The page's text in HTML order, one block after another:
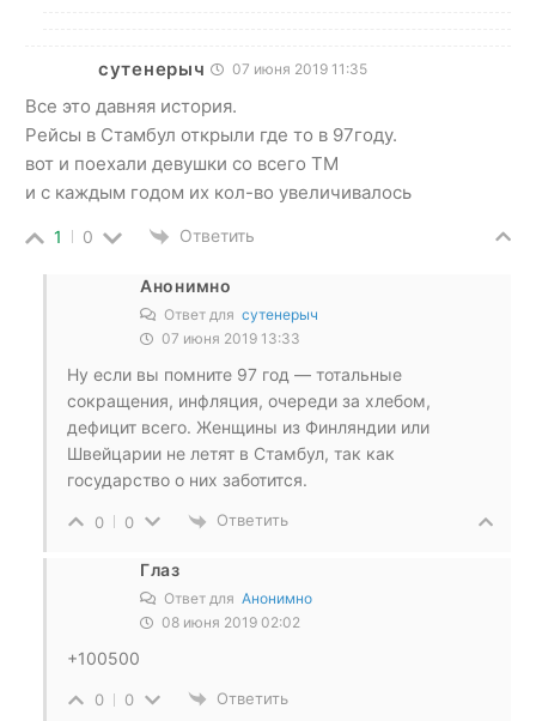
сутенерыч 07 июня 2019 11:35
Все это давняя история.
Рейсы в Стамбул открыли где то в 97году.
вот и поехали девушки со всего ТМ
и с каждым годом их кол-во увеличивалось
1 0 Ответить
Анонимно
Ответ для сутенерыч
07 июня 2019 13:33
Ну если вы помните 97 год — тотальные
сокращения, инфляция, очереди за хлебом,
дефицит всего. Женщины из Финляндии или
Швейцарии не летят в Стамбул, так как
государство о них заботится.
0 0 Ответить
Глаз
Ответ для Анонимно
08 июня 2019 02:02
+100500
0 0 Ответить